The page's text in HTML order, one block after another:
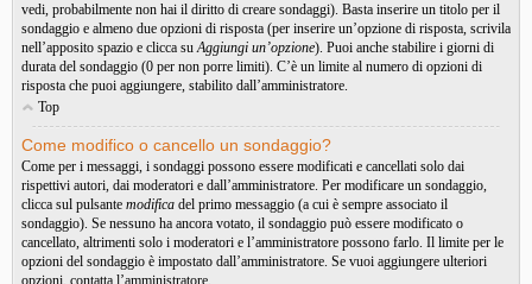
vedi, probabilmente non hai il diritto di creare sondaggi). Basta inserire un titolo per il
sondaggio e almeno due opzioni di risposta (per inserire un’opzione di risposta, scrivila
nell’apposito spazio e clicca suAggiungi un’opzione). Puoi anche stabilire i giorni di
durata del sondaggio (0 per non porre limiti). C’è un limite al numero di opzioni di
risposta che puoi aggiungere, stabilito dall’amministratore.
Top
Come modifico o cancello un sondaggio?
Come per i messaggi, i sondaggi possono essere modificati e cancellati solo dai
rispettivi autori, dai moderatori e dall’amministratore. Per modificare un sondaggio,
clicca sul pulsante modifica del primo messaggio (a cui è sempre associato il
sondaggio). Se nessuno ha ancora votato, il sondaggio può essere modificato o
cancellato, altrimenti solo i moderatori e l’amministratore possono farlo. Il limite per le
opzioni del sondaggio è impostato dall’amministratore. Se vuoi aggiungere ulteriori
opzioni, contatta l’amministratore.